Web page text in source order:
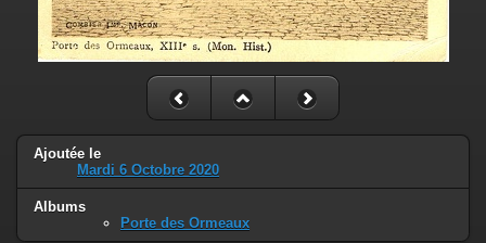
Ajoutée le
Mardi 6 Octobre 2020
Albums
Porte des Ormeaux